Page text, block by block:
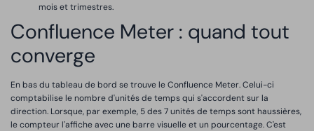
mois et trimestres.
Confluence Meter : quand tout
converge
En bas du tableau de bord se trouve le Confluence Meter. Celui-ci
comptabilise le nombre d'unités de temps qui s'accordent sur la
direction. Lorsque, par exemple, 5 des 7 unités de temps sont haussières,
le compteur l'affiche avec une barre visuelle et un pourcentage. C'est